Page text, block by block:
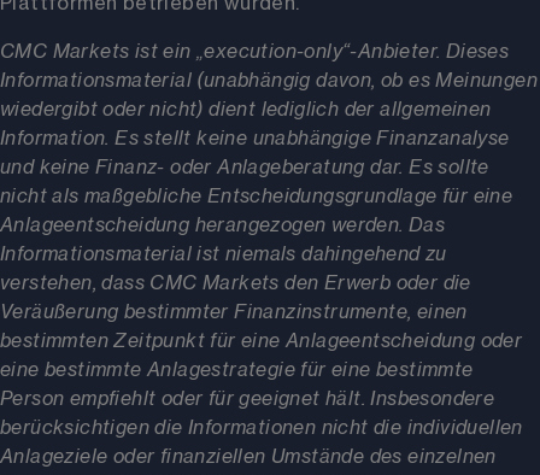
Plattformen betrieben wurden.
CMC Markets ist ein „execution-only“-Anbieter. Dieses
Informationsmaterial (unabhängig davon, ob es Meinungen
wiedergibt oder nicht) dient lediglich der allgemeinen
Information. Es stellt keine unabhängige Finanzanalyse
und keine Finanz- oder Anlageberatung dar. Es sollte
nicht als maßgebliche Entscheidungsgrundlage für eine
Anlageentscheidung herangezogen werden. Das
Informationsmaterial ist niemals dahingehend zu
verstehen, dass CMC Markets den Erwerb oder die
Veräußerung bestimmter Finanzinstrumente, einen
bestimmten Zeitpunkt für eine Anlageentscheidung oder
eine bestimmte Anlagestrategie für eine bestimmte
Person empfiehlt oder für geeignet hält. Insbesondere
berücksichtigen die Informationen nicht die individuellen
Anlageziele oder finanziellen Umstände des einzelnen